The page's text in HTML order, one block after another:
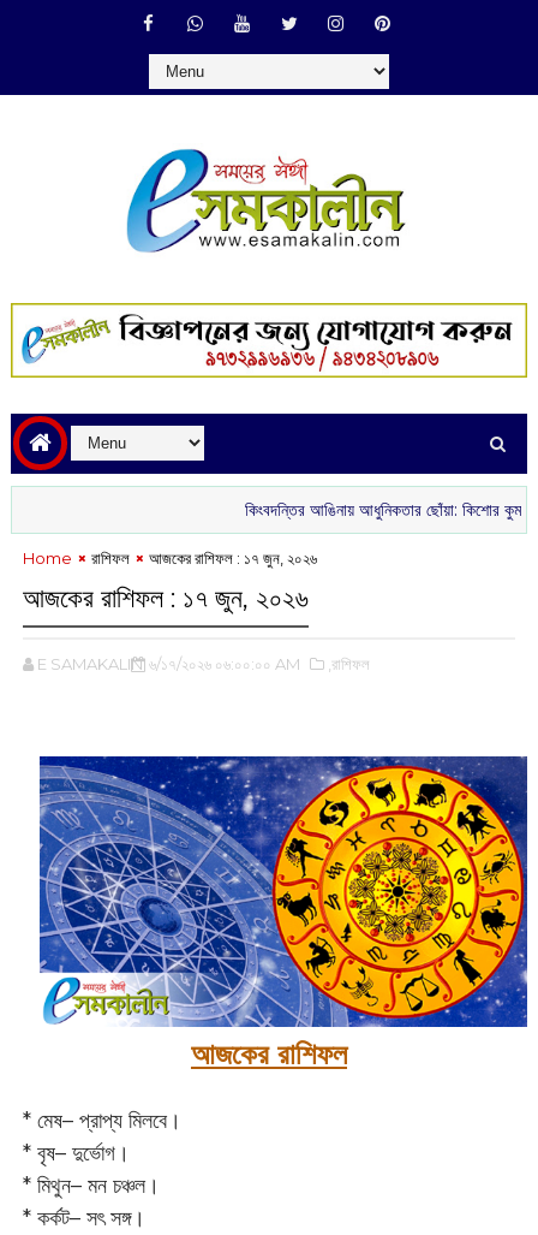
কিংবদন্তির আঙিনায় আধুনিকতার ছোঁয়া: কিশোর কুমারের
Home রাশিফল আজকের রাশিফল :‌ ‌‌১৭ জুন, ২০২৬
আজকের রাশিফল :‌ ‌‌১৭ জুন, ২০২৬
E SAMAKALIN ৬/১৭/২০২৬ ০৬:০০:০০ AM ,রাশিফল
আজকের রাশিফল
* মেষ– প্রাপ্য মিলবে।
* বৃষ– দুর্ভোগ।
* মিথুন– মন চঞ্চল।
* কর্কট– সৎ সঙ্গ।